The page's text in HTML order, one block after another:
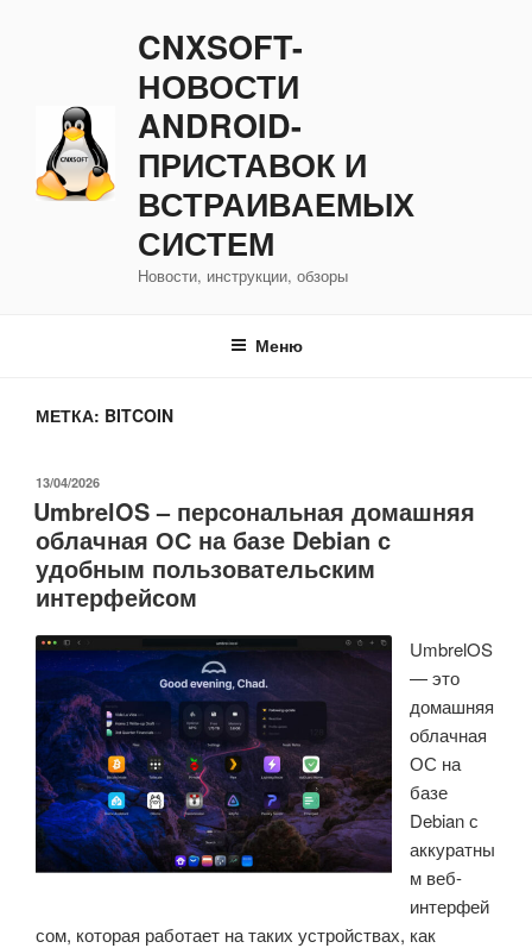
CNXSOFT-
НОВОСТИ
ANDROID-
ПРИСТАВОК И
ВСТРАИВАЕМЫХ
СИСТЕМ
Новости, инструкции, обзоры
Меню
МЕТКА: BITCOIN
ОПУБЛИКОВАНО
13/04/2026
UmbrelOS – персональная домашняя
облачная ОС на базе Debian с
удобным пользовательским
интерфейсом
UmbrelOS
— это
домашняя
облачная
ОС на
базе
Debian с
аккуратны
м веб-
интерфей
сом, которая работает на таких устройствах, как